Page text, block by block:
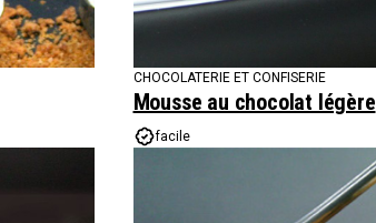
CHOCOLATERIE ET CONFISERIE
Mousse au chocolat légère
facile